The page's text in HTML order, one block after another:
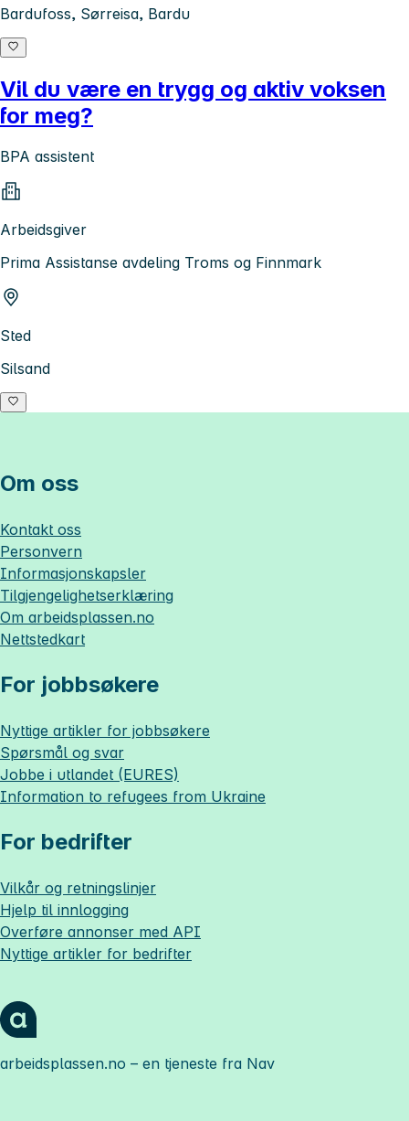
Bardufoss, Sørreisa, Bardu
Vil du være en trygg og aktiv voksen
for meg?
BPA assistent
Arbeidsgiver
Prima Assistanse avdeling Troms og Finnmark
Sted
Silsand
Om oss
Kontakt oss
Personvern
Informasjonskapsler
Tilgjengelighetserklæring
Om arbeidsplassen.no
Nettstedkart
For jobbsøkere
Nyttige artikler for jobbsøkere
Spørsmål og svar
Jobbe i utlandet (EURES)
Information to refugees from Ukraine
For bedrifter
Vilkår og retningslinjer
Hjelp til innlogging
Overføre annonser med API
Nyttige artikler for bedrifter
arbeidsplassen.no – en tjeneste fra Nav